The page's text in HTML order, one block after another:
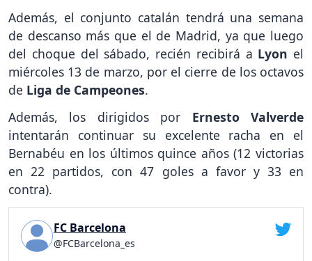
Además, el conjunto catalán tendrá una semana
de descanso más que el de Madrid, ya que luego
del choque del sábado, recién recibirá a Lyon el
miércoles 13 de marzo, por el cierre de los octavos
de Liga de Campeones.
Además, los dirigidos por Ernesto Valverde
intentarán continuar su excelente racha en el
Bernabéu en los últimos quince años (12 victorias
en 22 partidos, con 47 goles a favor y 33 en
contra).
FC Barcelona
@FCBarcelona_es